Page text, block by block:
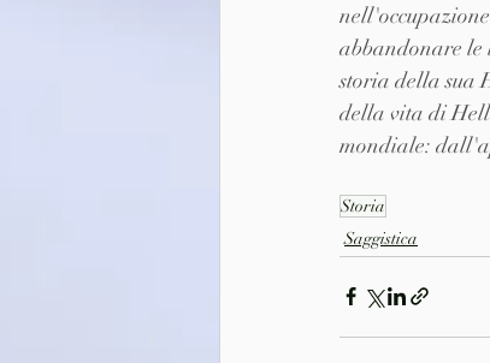
abbandonare le
storia della sua
della vita di
mondiale:
Storia
Saggistica